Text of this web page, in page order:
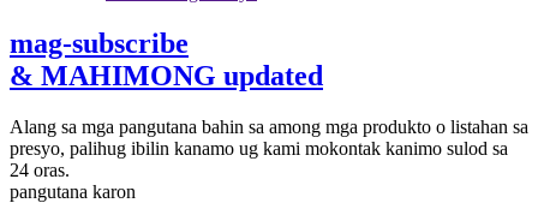
mag-subscribe
& MAHIMONG updated
Alang sa mga pangutana bahin sa among mga produkto o listahan sa
presyo, palihug ibilin kanamo ug kami mokontak kanimo sulod sa
24 oras.
pangutana karon